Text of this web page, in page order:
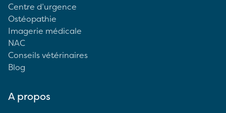
Centre d’urgence
Ostéopathie
Imagerie médicale
NAC
Conseils vétérinaires
Blog
A propos